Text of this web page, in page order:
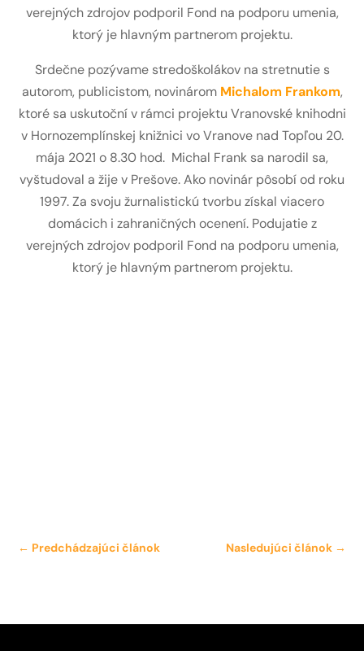
verejných zdrojov podporil Fond na podporu umenia,
ktorý je hlavným partnerom projektu.
Srdečne pozývame stredoškolákov na stretnutie s
autorom, publicistom, novinárom Michalom Frankom,
ktoré sa uskutoční v rámci projektu Vranovské knihodni
v Hornozemplínskej knižnici vo Vranove nad Topľou 20.
mája 2021 o 8.30 hod. Michal Frank sa narodil sa,
vyštudoval a žije v Prešove. Ako novinár pôsobí od roku
1997. Za svoju žurnalistickú tvorbu získal viacero
domácich i zahraničných ocenení. Podujatie z
verejných zdrojov podporil Fond na podporu umenia,
ktorý je hlavným partnerom projektu.
← Predchádzajúci článok Nasledujúci článok→